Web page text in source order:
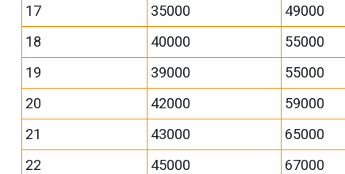
17
35000 49000
18
40000 55000
19
39000 55000
20
42000 59000
21
43000 65000
22
45000 67000